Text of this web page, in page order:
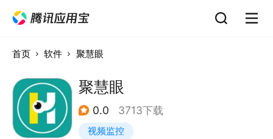
首页 软件 聚慧眼
聚慧眼
0.0 3713下载
视频监控